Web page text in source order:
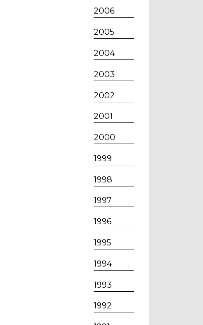
2006
2005
2004
2003
2002
2001
2000
1999
1998
1997
1996
1995
1994
1993
1992